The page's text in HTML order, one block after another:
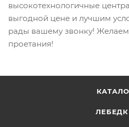
высокотехнологичные
выгодной цене и лучшим
рады вашему звонку!
проетания!